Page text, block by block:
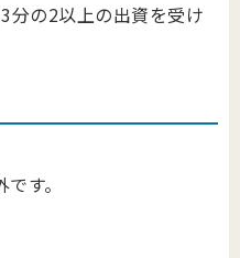
分の2以上の出資を受け
す。